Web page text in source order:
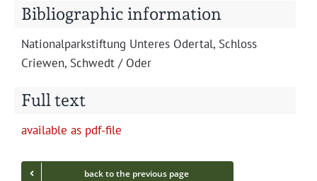
Bibliographic information
Nation­al­park­s­tiftung Unteres Oder­tal, Schloss
Criewen, Schwedt / Oder
Full text
avail­able as pdf-file
back to the pre­vi­ous page